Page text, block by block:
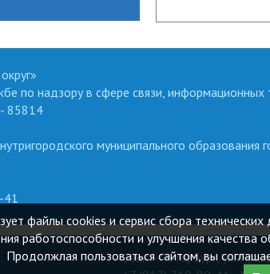
по надзору в сфере связи,
85814
муниципального
41
Санкт-Петербург, ул.
файлы cookies и сервис сбора
работоспособности и улучшения качества
Продолжлая пользоваться сайтом, вы